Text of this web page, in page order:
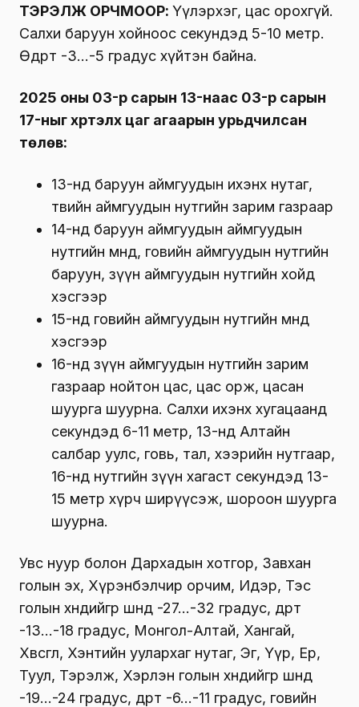
ТЭРЭЛЖ ОРЧМООР: Үүлэрхэг, цас орохгүй.
Салхи баруун хойноос секундэд 5-10 метр.
Өдөртөө -3…-5 градус хүйтэн байна.
2025 оны 03-р сарын 13-наас 03-р сарын
17-ныг хүртэлх цаг агаарын урьдчилсан
төлөв:
13-нд баруун аймгуудын ихэнх нутаг,
төвийн аймгуудын нутгийн зарим газраар
14-нд баруун аймгуудын аймгуудын
нутгийн өмнөд, говийн аймгуудын нутгийн
баруун, зүүн аймгуудын нутгийн хойд
хэсгээр
15-нд говийн аймгуудын нутгийн өмнөд
хэсгээр
16-нд зүүн аймгуудын нутгийн зарим
газраар нойтон цас, цас орж, цасан
шуурга шуурна. Салхи ихэнх хугацаанд
секундэд 6-11 метр, 13-нд Алтайн
салбар уулс, говь, тал, хээрийн нутгаар,
16-нд нутгийн зүүн хагаст секундэд 13-
15 метр хүрч ширүүсэж, шороон шуурга
шуурна.
Увс нуур болон Дархадын хотгор, Завхан
голын эх, Хүрэнбэлчир орчим, Идэр, Тэс
голын хөндийгөөр шөнөдөө -27…-32 градус, өдөртөө
-13…-18 градус, Монгол-Алтай, Хангай,
Хөвсгөл, Хэнтийн уулархаг нутаг, Эг, Үүр, Ерөө,
Туул, Тэрэлж, Хэрлэн голын хөндийгөөр шөнөдөө
-19…-24 градус, өдөртөө -6…-11 градус, говийн